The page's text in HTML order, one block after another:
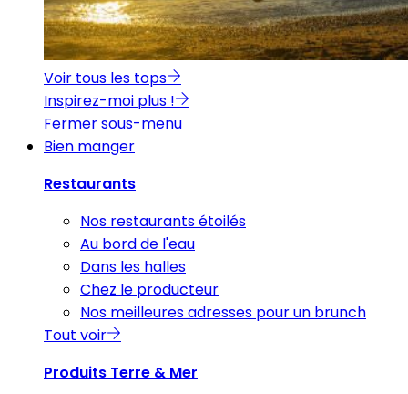
Voir tous les tops
Inspirez-moi plus !
Fermer sous-menu
Bien manger
Restaurants
Nos restaurants étoilés
Au bord de l'eau
Dans les halles
Chez le producteur
Nos meilleures adresses pour un brunch
Tout voir
Produits Terre & Mer